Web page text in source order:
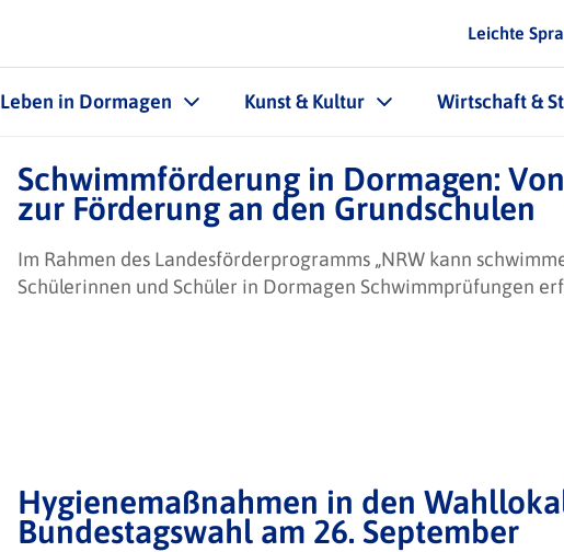
Leichte
Leben in Dormagen Kunst & Kultur Wirtschaft &
Schwimmförderung in Dormagen:
zur Förderung an den Grundschulen
Im Rahmen des Landesförderprogramms „NRW kann
Schülerinnen und Schüler in Dormagen Schwimmprüfungen
Hygienemaßnahmen in den
Bundestagswahl am 26. September